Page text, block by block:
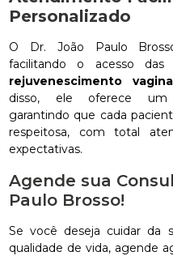
Personalizado
O Dr. João Paulo
facilitando o acesso
rejuvenescimento
disso, ele oferece um
garantindo que cada
respeitosa, com total
expectativas.
Agende sua
Paulo Brosso!
Se você deseja cuidar da
qualidade de vida, agende